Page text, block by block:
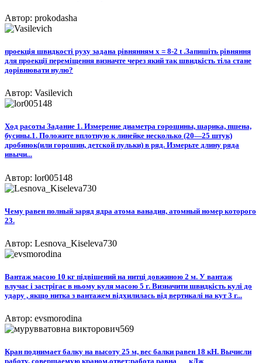
Автор: prokodasha
проекція швидкості руху задана рівнянням x = 8-2 t .Запишіть рівняння
для проекції переміщення визначте через який так швидкість тіла стане
дорівнювати нулю?
Автор: Vasilevich
Ход расоты Задание 1. Измерение диаметра горошины, шарика, пшена,
бусины.1. Положите вплотную к линейке несколько (20—25 штук)
дробинок(или горошин, детской пульки) в ряд. Измерьте длину ряда
ивычи...
Автор: lor005148
Чему равен полный заряд ядра атома ванадия, атомный номер которого
23.
Автор: Lesnova_Kiseleva730
Вантаж масою 10 кг підвішений на нитці довжиною 2 м. У вантаж
влучає і застрігає в ньому куля масою 5 г. Визначити швидкість кулі до
удару , якщо нитка з вантажем відхилилась від вертикалі на кут 3 г...
Автор: evsmorodina
Кран поднимает балку на высоту 25 м, вес балки равен 18 кН. Вычисли
работу, совершаемую краном.ответ:работа равна___кДж​